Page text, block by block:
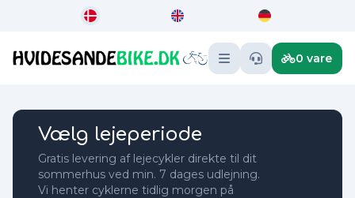
0 vare
Vælg lejeperiode
Gratis levering af lejecykler direkte til dit
sommerhus ved min. 7 dages udlejning.
Vi henter cyklerne tidlig morgen på